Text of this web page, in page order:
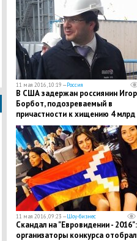
11 мая 2016, 10:19 —Россия
В США задержан россиянин
Борбот, подозреваемый в
причастности к хищению 4 млрд
рублей при строительстве
судоверфи "Звезда"
11 мая 2016, 09:23 —Шоу-бизнес
Скандал на "Евровидении - 2016":
организаторы конкурса